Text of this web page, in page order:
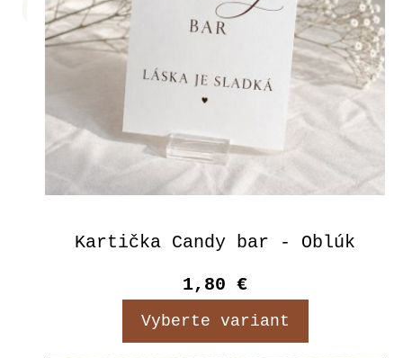
Kartička Candy bar - Oblúk
1,80 €
Vyberte variant